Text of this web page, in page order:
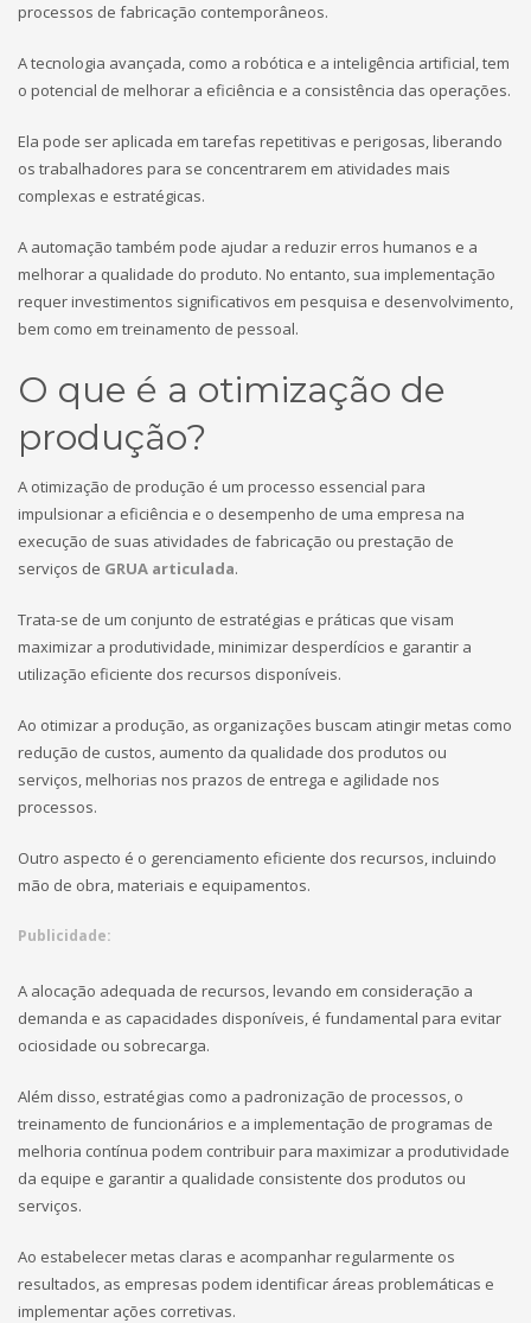
processos de fabricação contemporâneos.
A tecnologia avançada, como a robótica e a inteligência artificial, tem
o potencial de melhorar a eficiência e a consistência das operações.
Ela pode ser aplicada em tarefas repetitivas e perigosas, liberando
os trabalhadores para se concentrarem em atividades mais
complexas e estratégicas.
A automação também pode ajudar a reduzir erros humanos e a
melhorar a qualidade do produto. No entanto, sua implementação
requer investimentos significativos em pesquisa e desenvolvimento,
bem como em treinamento de pessoal.
O que é a otimização de
produção?
A otimização de produção é um processo essencial para
impulsionar a eficiência e o desempenho de uma empresa na
execução de suas atividades de fabricação ou prestação de
serviços de GRUA articulada.
Trata-se de um conjunto de estratégias e práticas que visam
maximizar a produtividade, minimizar desperdícios e garantir a
utilização eficiente dos recursos disponíveis.
Ao otimizar a produção, as organizações buscam atingir metas como
redução de custos, aumento da qualidade dos produtos ou
serviços, melhorias nos prazos de entrega e agilidade nos
processos.
Outro aspecto é o gerenciamento eficiente dos recursos, incluindo
mão de obra, materiais e equipamentos.
Publicidade:
A alocação adequada de recursos, levando em consideração a
demanda e as capacidades disponíveis, é fundamental para evitar
ociosidade ou sobrecarga.
Além disso, estratégias como a padronização de processos, o
treinamento de funcionários e a implementação de programas de
melhoria contínua podem contribuir para maximizar a produtividade
da equipe e garantir a qualidade consistente dos produtos ou
serviços.
Ao estabelecer metas claras e acompanhar regularmente os
resultados, as empresas podem identificar áreas problemáticas e
implementar ações corretivas.